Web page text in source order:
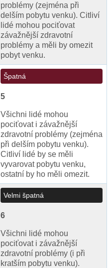
problémy (zejména při
delším pobytu venku). Citliví
lidé mohou pociťovat
závažnější zdravotní
problémy a měli by omezit
pobyt venku.
Špatná
5
Všichni lidé mohou
pociťovat i závažnější
zdravotní problémy (zejména
při delším pobytu venku).
Citliví lidé by se měli
vyvarovat pobytu venku,
ostatní by ho měli omezit.
Velmi špatná
6
Všichni lidé mohou
pociťovat i závažnější
zdravotní problémy (i při
kratším pobytu venku).